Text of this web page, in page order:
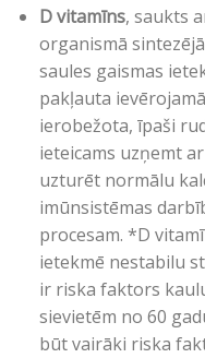
D vitamīns, saukts
organismā
saules gaismas
pakļauta
ierobežota, īpaši
ieteicams uzņemt
uzturēt normālu
imūnsistēmas
procesam. *D
ietekmē nestabilu
ir riska faktors
sievietēm no 60
būt vairāki riska